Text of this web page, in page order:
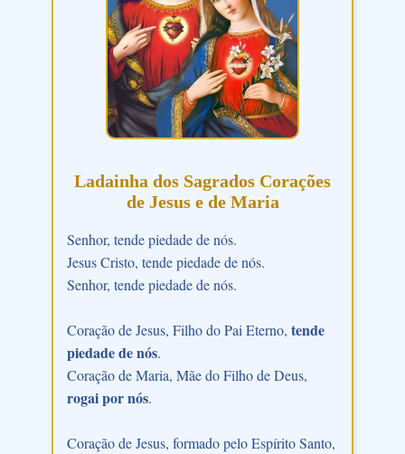
Ladainha dos Sagrados Corações
de Jesus e de Maria
Senhor, tende piedade de nós.
Jesus Cristo, tende piedade de nós.
Senhor, tende piedade de nós.
Coração de Jesus, Filho do Pai Eterno, tende
piedade de nós.
Coração de Maria, Mãe do Filho de Deus,
rogai por nós.
Coração de Jesus, formado pelo Espírito Santo,